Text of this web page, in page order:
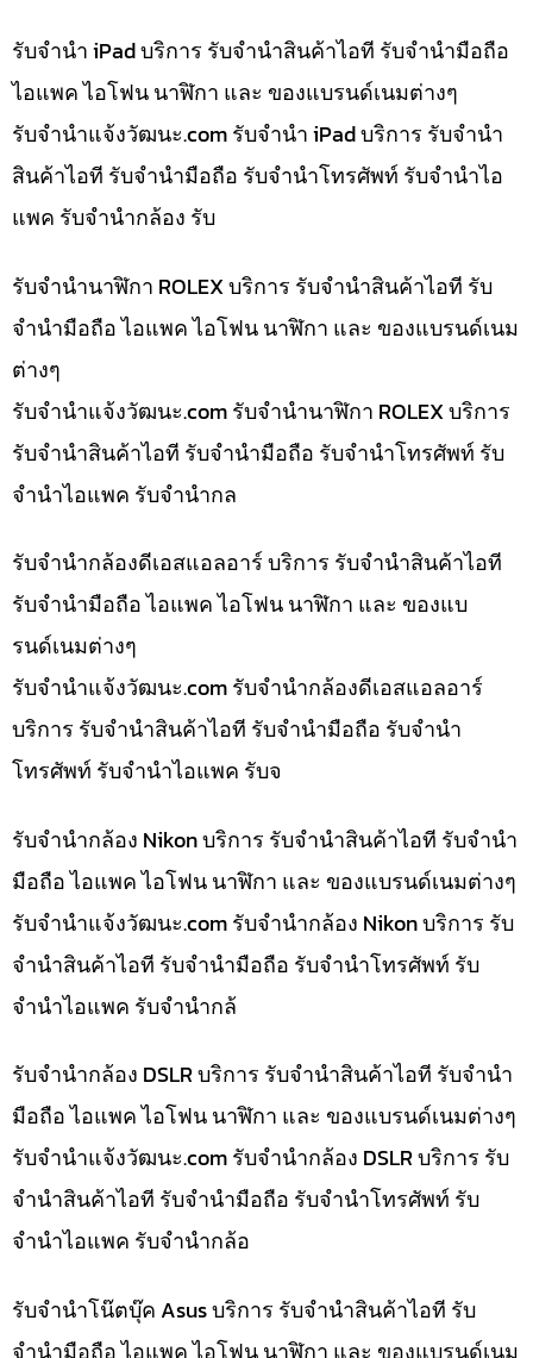
รับจำนำ iPad บริการ รับจำนำสินค้าไอที รับจำนำมือถือ
ไอแพค ไอโฟน นาฬิกา และ ของแบรนด์เนมต่างๆ
รับจํานําแจ้งวัฒนะ.com รับจำนำ iPad บริการ รับจำนำ
สินค้าไอที รับจำนำมือถือ รับจำนำโทรศัพท์ รับจำนำไอ
แพค รับจำนำกล้อง รับ
รับจำนำนาฬิกา ROLEX บริการ รับจำนำสินค้าไอที รับ
จำนำมือถือ ไอแพค ไอโฟน นาฬิกา และ ของแบรนด์เนม
ต่างๆ
รับจํานําแจ้งวัฒนะ.com รับจำนำนาฬิกา ROLEX บริการ
รับจำนำสินค้าไอที รับจำนำมือถือ รับจำนำโทรศัพท์ รับ
จำนำไอแพค รับจำนำกล
รับจำนำกล้องดีเอสแอลอาร์ บริการ รับจำนำสินค้าไอที
รับจำนำมือถือ ไอแพค ไอโฟน นาฬิกา และ ของแบ
รนด์เนมต่างๆ
รับจํานําแจ้งวัฒนะ.com รับจำนำกล้องดีเอสแอลอาร์
บริการ รับจำนำสินค้าไอที รับจำนำมือถือ รับจำนำ
โทรศัพท์ รับจำนำไอแพค รับจ
รับจำนำกล้อง Nikon บริการ รับจำนำสินค้าไอที รับจำนำ
มือถือ ไอแพค ไอโฟน นาฬิกา และ ของแบรนด์เนมต่างๆ
รับจํานําแจ้งวัฒนะ.com รับจำนำกล้อง Nikon บริการ รับ
จำนำสินค้าไอที รับจำนำมือถือ รับจำนำโทรศัพท์ รับ
จำนำไอแพค รับจำนำกล้
รับจำนำกล้อง DSLR บริการ รับจำนำสินค้าไอที รับจำนำ
มือถือ ไอแพค ไอโฟน นาฬิกา และ ของแบรนด์เนมต่างๆ
รับจํานําแจ้งวัฒนะ.com รับจำนำกล้อง DSLR บริการ รับ
จำนำสินค้าไอที รับจำนำมือถือ รับจำนำโทรศัพท์ รับ
จำนำไอแพค รับจำนำกล้อ
รับจำนำโน๊ตบุ๊ค Asus บริการ รับจำนำสินค้าไอที รับ
จำนำมือถือ ไอแพค ไอโฟน นาฬิกา และ ของแบรนด์เนม